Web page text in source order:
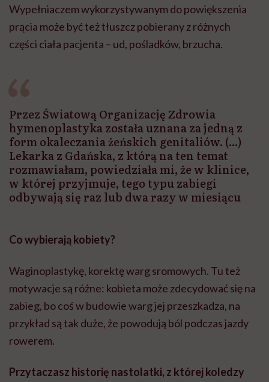
Wypełniaczem wykorzystywanym do powiększenia
prącia może być też tłuszcz pobierany z różnych
części ciała pacjenta – ud, pośladków, brzucha.
Przez Światową Organizację Zdrowia
hymenoplastyka została uznana za jedną z
form okaleczania żeńskich genitaliów. (...)
Lekarka z Gdańska, z którą na ten temat
rozmawiałam, powiedziała mi, że w klinice,
w której przyjmuje, tego typu zabiegi
odbywają się raz lub dwa razy w miesiącu
Co wybierają kobiety?
Waginoplastykę, korektę warg sromowych. Tu też
motywacje są różne: kobieta może zdecydować się na
zabieg, bo coś w budowie warg jej przeszkadza, na
przykład są tak duże, że powodują ból podczas jazdy
rowerem.
Przytaczasz historię nastolatki, z której koledzy